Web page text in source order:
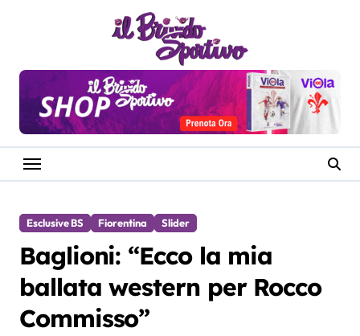
Esclusive BS Fiorentina Slider
Baglioni: “Ecco la mia
ballata western per Rocco
Commisso”